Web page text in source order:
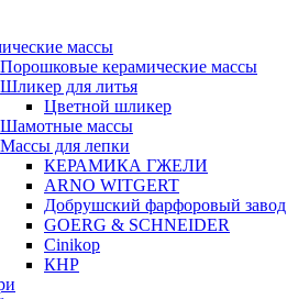
массы
Порошковые керамические массы
Шликер для литья
Цветной шликер
Шамотные массы
Массы для лепки
КЕРАМИКА ГЖЕЛИ
ARNO WITGERT
Добрушский фарфоровый завод
GOERG & SCHNEIDER
Cinikop
КНР